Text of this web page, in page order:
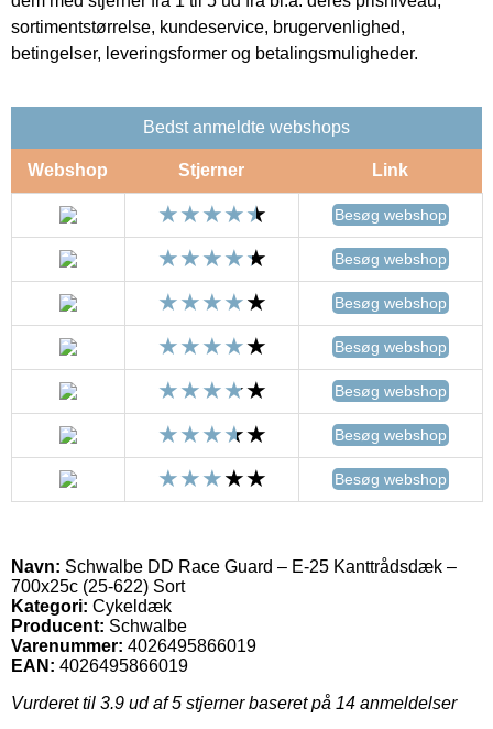
sortimentstørrelse, kundeservice, brugervenlighed,
betingelser, leveringsformer og betalingsmuligheder.
Bedst anmeldte webshops
Webshop Stjerner Link
Besøg webshop
Besøg webshop
Besøg webshop
Besøg webshop
Besøg webshop
Besøg webshop
Besøg webshop
Navn: Schwalbe DD Race Guard – E-25 Kanttrådsdæk –
700x25c (25-622) Sort
Kategori: Cykeldæk
Producent: Schwalbe
Varenummer: 4026495866019
EAN: 4026495866019
Vurderet til 3.9 ud af 5 stjerner baseret på 14 anmeldelser